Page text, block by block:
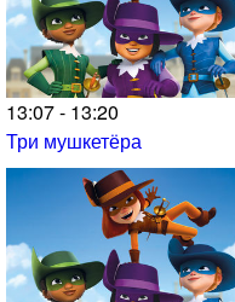
13:07 - 13:20
Три мушкетёра